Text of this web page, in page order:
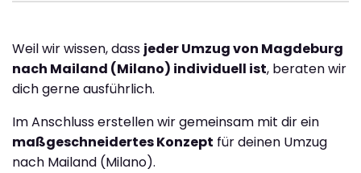
Weil wir wissen, dass jeder Umzug von Magdeburg
nach Mailand (Milano) individuell ist, beraten wir
dich gerne ausführlich.
Im Anschluss erstellen wir gemeinsam mit dir ein
maßgeschneidertes Konzept für deinen Umzug
nach Mailand (Milano).